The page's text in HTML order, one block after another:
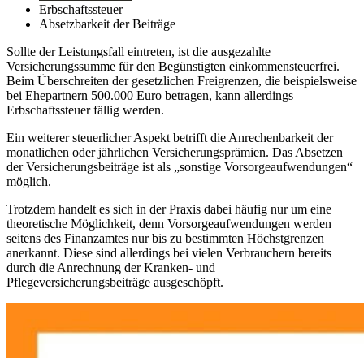
Erbschaftssteuer
Absetzbarkeit der Beiträge
Sollte der Leistungsfall eintreten, ist die ausgezahlte
Versicherungssumme für den Begünstigten einkommensteuerfrei.
Beim Überschreiten der gesetzlichen Freigrenzen, die beispielsweise
bei Ehepartnern 500.000 Euro betragen, kann allerdings
Erbschaftssteuer fällig werden.
Ein weiterer steuerlicher Aspekt betrifft die Anrechenbarkeit der
monatlichen oder jährlichen Versicherungsprämien. Das Absetzen
der Versicherungsbeiträge ist als „sonstige Vorsorgeaufwendungen“
möglich.
Trotzdem handelt es sich in der Praxis dabei häufig nur um eine
theoretische Möglichkeit, denn Vorsorgeaufwendungen werden
seitens des Finanzamtes nur bis zu bestimmten Höchstgrenzen
anerkannt. Diese sind allerdings bei vielen Verbrauchern bereits
durch die Anrechnung der Kranken- und
Pflegeversicherungsbeiträge ausgeschöpft.